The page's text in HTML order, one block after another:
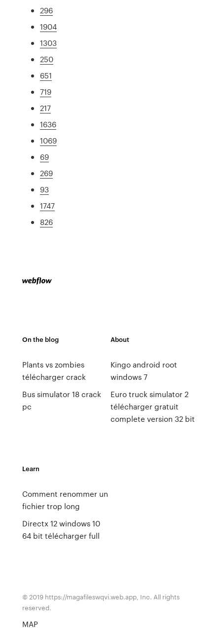
296
1904
1303
250
651
719
217
1636
1069
69
269
93
1747
826
On the blog
Plants vs zombies
télécharger crack
Bus simulator 18 crack
pc
About
Kingo android root
windows 7
Euro truck simulator 2
télécharger gratuit
complete version 32 bit
Learn
Comment renommer un
fichier trop long
Directx 12 windows 10
64 bit télécharger full
© 2019 https://magafileswqvi.web.app, Inc. All rights
reserved.
MAP